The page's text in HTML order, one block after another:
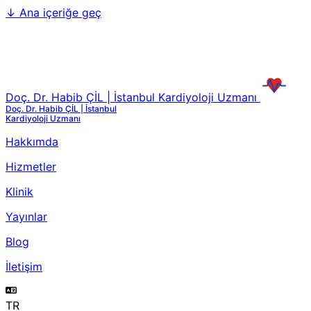
↓ Ana içeriğe geç
Doç. Dr. Habib ÇİL | İstanbul Kardiyoloji Uzmanı
Doç. Dr. Habib ÇİL | İstanbul
Kardiyoloji Uzmanı
Hakkımda
Hizmetler
Klinik
Yayınlar
Blog
İletişim
TR